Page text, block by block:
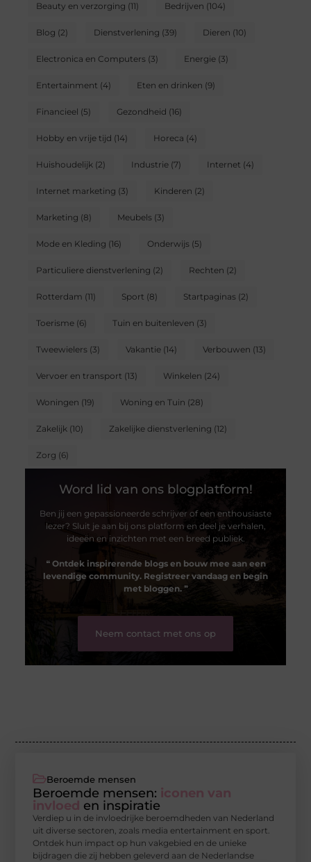
Beauty en verzorging (11) Bedrijven (104)
Blog (2) Dienstverlening (39) Dieren (10)
Electronica en Computers(3) Energie(3)
Entertainment (4) Eten en drinken (9)
Financieel (5) Gezondheid (16)
Hobby en vrije tijd (14) Horeca (4)
Huishoudelijk(2) Industrie(7) Internet (4)
Internet marketing (3) Kinderen (2)
Marketing (8) Meubels(3)
Mode en Kleding (16) Onderwijs(5)
Particuliere dienstverlening (2) Rechten (2)
Rotterdam (11) Sport (8) Startpaginas(2)
Toerisme(6) Tuin en buitenleven (3)
Tweewielers(3) Vakantie(14) Verbouwen (13)
Vervoer en transport (13) Winkelen (24)
Woningen (19) Woning en Tuin (28)
Zakelijk(10) Zakelijke dienstverlening (12)
Zorg (6)
Word lid van ons blogplatform!
Ben jij een gepassioneerde schrijver of een enthousiaste
lezer? Sluit je aan bij ons platform en deel je verhalen,
ideeën en inzichten met een breed publiek.
❝ Ontdek inspirerende blogs en bouw mee aan een
levendige community. Registreer vandaag en begin
met bloggen.❞
Neem contact met ons op
Beroemde mensen
Beroemde mensen: iconen van
invloed en inspiratie
Verdiep u in de invloedrijke beroemdheden van Nederland
uit diverse sectoren, zoals media entertainment en sport.
Ontdek hun impact op hun vakgebied en de unieke
bijdragen die zij hebben geleverd aan de Nederlandse